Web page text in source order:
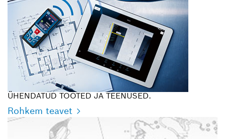
ÜHENDATUD TOOTED JA TEENUSED.
Rohkem teavet